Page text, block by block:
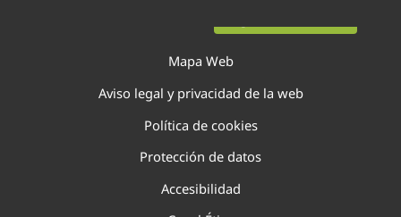
Mapa Web
Aviso legal y privacidad de la web
Política de cookies
Protección de datos
Accesibilidad